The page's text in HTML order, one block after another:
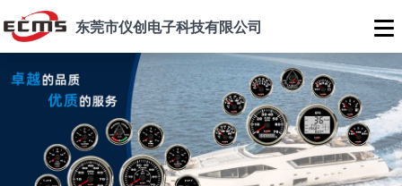
东莞市仪创电子科技有限公司